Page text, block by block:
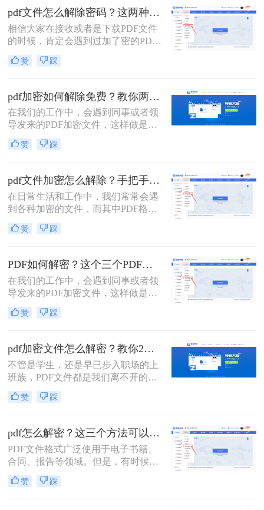
绍pdf编辑加密文件怎么解密的方法，
帮助您重新获得文件的编辑权限。
pdf文件怎么解除密码？这两种解密方法很简单！
相信大家在接收或者是下载PDF文件
的时候，肯定会遇到过加了密的PDF
文件，这就让我们每次打开都需要输
入文件密码，时间久了还可能会忘记
么pdf文件怎么解除密码呢？方法很简
单，给大家分享两种解决方法，其中
一种手机上就能完成，来一起看看
吧。
赞 踩
pdf加密如何解除免费？教你两种方法，轻松解锁pdf文件！
在我们的工作中，会遇到同事或者领
导发来的PDF加密文件，这样做是为
了保证文件的机密性；而我们每次打
开PDF文件都需要输入密码才能进行
时，就会很麻烦。
赞 踩
pdf文件加密怎么解除？手把手教你2个简单方法！
在日常生活和工作中，我们常常会遇
到各种加密的文件，而其中PDF格式
的文件加密情况也较为常见。PDF文
件的加密和解除是一个常见的需求，
时。下面分享pdf文件加密怎么解除方
法，可以帮助你解除PDF加密文件，
一起来了解一下吧！
赞 踩
PDF如何解密？这个三个PDF解密工具可以帮你！
在我们的工作中，会遇到同事或者领
导发来的PDF加密文件，这样做是为
了保证文件的机密性；而我们每次打
开PDF文件都需要输入密码才能进行
时，就会很麻烦。这时我们就需要对
其进行解密，以方便后续的操作，那
有什么办法能进行PDF解密呢？当然
有，今天小编就为大家推荐三个方
法，大家一起看看PDF如何解密吧！
赞 踩
pdf加密文件怎么解密？教你2个PDF解密方法！
​不管是学生，还是早已步入职场的上
班族，PDF文件都是我们离不开的一
款工具，毕竟这个格式它兼容性较
广，不易编辑，安全稳定性都较好，
有时为了保证PDF的安全性，我们会
对文件进行加密操作。可大家知道pdf
加密文件怎么解密吗？今天就能大家
分享二个非常好用的方法！
赞 踩
pdf怎么解密？这三个方法可以试一试！
PDF文件格式广泛使用于电子书籍、
合同、报告等领域。但是，有时候我
们可能会遇到一些加密的PDF文件，
这给我们的查看和编辑带来了困扰。
赞 踩